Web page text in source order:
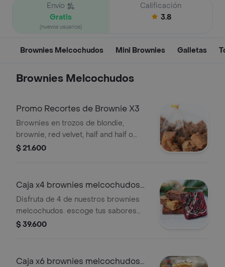
Envío
Gratis
(nuevos usuarios)
Calificación
3.8
Brownies Melcochudos Mini Brownies Galletas
Brownies Melcochudos
Promo Recortes de Brownie X3
Brownies en trozos de blondie,
brownie, red velvet, half and half o
melcochudos.
$ 21.600
Caja x4 brownies melcochudos
tú eliges
Disfruta de 4 de nuestros brownies
melcochudos. escoge tus sabores
favoritos. ¡ideal para compartir!
$ 39.600
Caja x6 brownies melcochudos